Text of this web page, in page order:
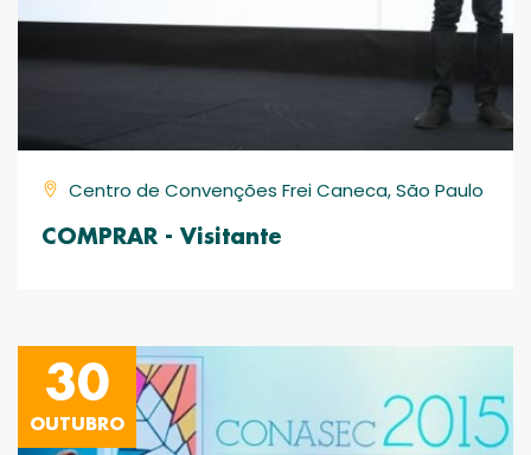
Centro de Convenções Frei Caneca, São Paulo
COMPRAR - Visitante
30
OUTUBRO